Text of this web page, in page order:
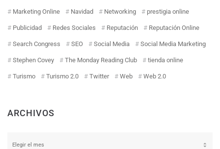
Marketing Online Navidad Networking prestigia online
Publicidad Redes Sociales Reputación Reputación Online
Search Congress SEO Social Media Social Media Marketing
Stephen Covey The Monday Reading Club tienda online
Turismo Turismo 2.0 Twitter Web Web 2.0
ARCHIVOS